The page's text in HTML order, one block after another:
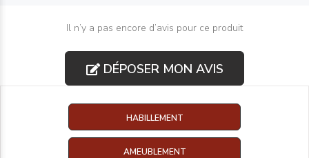
Il n’y a pas encore d’avis pour ce produit
DÉPOSER MON AVIS
HABILLEMENT
AMEUBLEMENT